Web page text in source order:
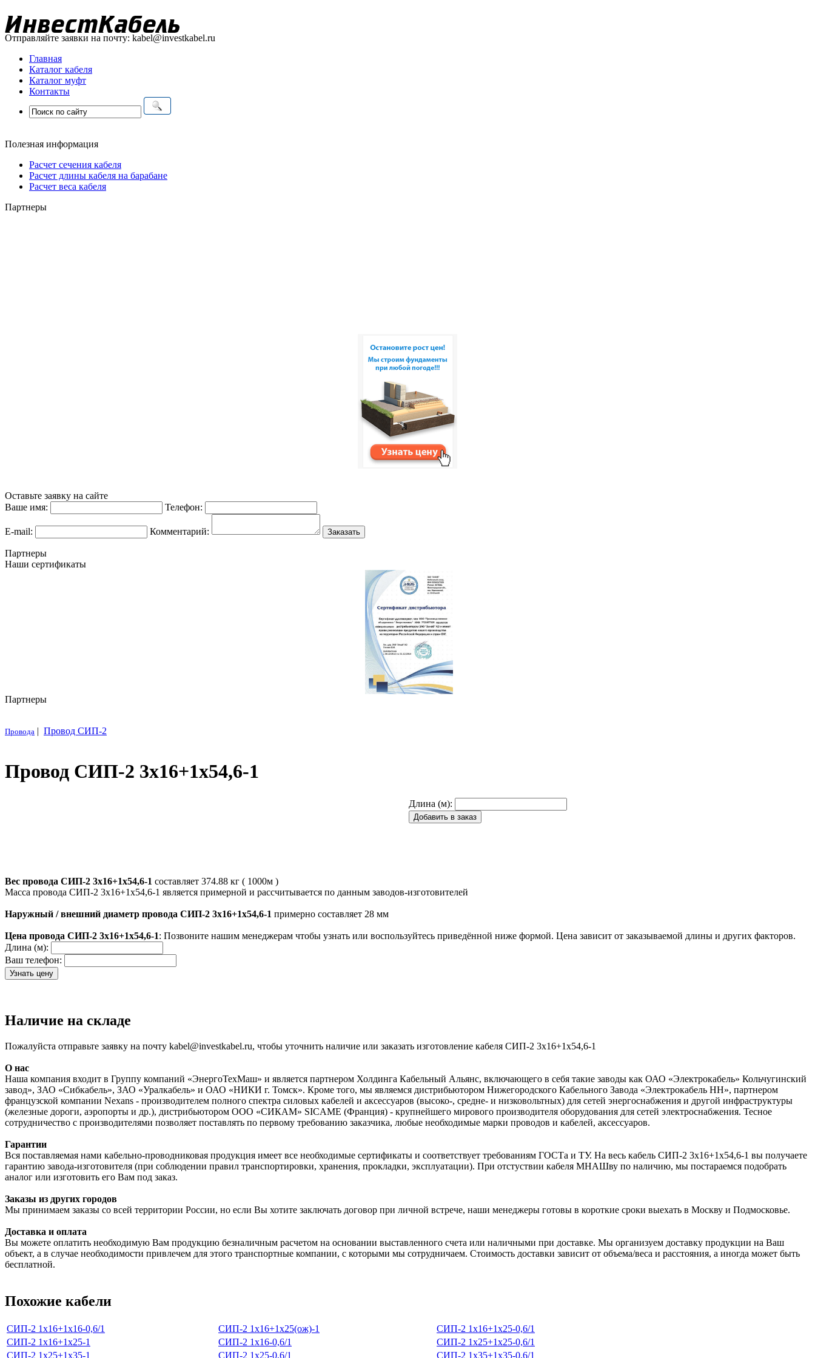
Отправляйте заявки на почту: kabel@investkabel.ru
Главная
Каталог кабеля
Каталог муфт
Контакты
Полезная информация
Расчет сечения кабеля
Расчет длины кабеля на барабане
Расчет веса кабеля
Партнеры
Оставьте заявку на сайте
Ваше имя:
Телефон:
E-mail: Комментарий:
Партнеры
Наши сертификаты
Партнеры
Провода | Провод СИП-2
Провод СИП-2 3х16+1х54,6-1
Длина (м):
Вес провода СИП-2 3х16+1х54,6-1 составляет 374.88 кг ( 1000м )
Масса провода СИП-2 3х16+1х54,6-1 является примерной и рассчитывается по данным заводов-изготовителей
Наружный / внешний диаметр провода СИП-2 3х16+1х54,6-1 примерно составляет 28 мм
Цена провода СИП-2 3х16+1х54,6-1: Позвоните нашим менеджерам чтобы узнать или воспользуйтесь приведённой ниже формой. Цена зависит от заказываемой длины и других факторов.
Длина (м):
Ваш телефон:
Наличие на складе
Пожалуйста отправьте заявку на почту kabel@investkabel.ru, чтобы уточнить наличие или заказать изготовление кабеля СИП-2 3х16+1х54,6-1
О нас
Наша компания входит в Группу компаний «ЭнергоТехМаш» и является партнером Холдинга Кабельный Альянс, включающего в себя такие заводы как ОАО «Электрокабель» Кольчугинский
завод», ЗАО «Сибкабель», ЗАО «Уралкабель» и ОАО «НИКИ г. Томск». Кроме того, мы являемся дистрибьютором Нижегородского Кабельного Завода «Электрокабель НН», партнером
французской компании Nexans - производителем полного спектра силовых кабелей и аксессуаров (высоко-, средне- и низковольтных) для сетей энергоснабжения и другой инфраструктуры
(железные дороги, аэропорты и др.), дистрибьютором ООО «СИКАМ» SICAME (Франция) - крупнейшего мирового производителя оборудования для сетей электроснабжения. Тесное
сотрудничество с производителями позволяет поставлять по первому требованию заказчика, любые необходимые марки проводов и кабелей, аксессуаров.
Гарантии
Вся поставляемая нами кабельно-проводниковая продукция имеет все необходимые сертификаты и соответствует требованиям ГОСТа и ТУ. На весь кабель СИП-2 3х16+1х54,6-1 вы получаете
гарантию завода-изготовителя (при соблюдении правил транспортировки, хранения, прокладки, эксплуатации). При отстуствии кабеля МНАШву по наличию, мы постараемся подобрать
аналог или изготовить его Вам под заказ.
Заказы из других городов
Мы принимаем заказы со всей территории России, но если Вы хотите заключать договор при личной встрече, наши менеджеры готовы в короткие сроки выехать в Москву и Подмосковье.
Доставка и оплата
Вы можете оплатить необходимую Вам продукцию безналичным расчетом на основании выставленного счета или наличными при доставке. Мы организуем доставку продукции на Ваш
объект, а в случае необходимости привлечем для этого транспортные компании, с которыми мы сотрудничаем. Стоимость доставки зависит от объема/веса и расстояния, а иногда может быть
бесплатной.
Похожие кабели
СИП-2 1х16+1х16-0,6/1 СИП-2 1х16+1х25(ож)-1
СИП-2 1х16+1х25-0,6/1
СИП-2 1х16+1х25-1
СИП-2 1х16-0,6/1
СИП-2 1х25+1х25-0,6/1
СИП-2 1х25+1х35-1
СИП-2 1х25-0,6/1 СИП-2 1х35+1х35-0,6/1